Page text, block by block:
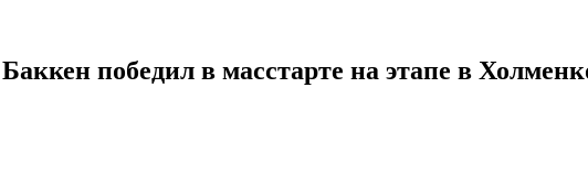
победил в масстарте на этапе в